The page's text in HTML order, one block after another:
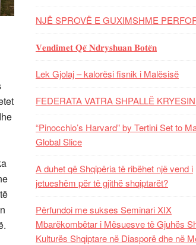
NJË SPROVË E GUXIMSHME
𝐕𝐞𝐧𝐝𝐢𝐦𝐞𝐭 𝐐𝐞̈ 𝐍𝐝𝐫𝐲𝐬𝐡𝐮𝐚𝐧 𝐁𝐨𝐭𝐞̈𝐧
Lek Gjolaj – kalorësi fisnik i Malësisë
FEDERATA VATRA SHPALLË
“Pinocchio’s Harvard” by Tertini Set to
Global Slice
A duhet që Shqipëria të ribëhet një vend i
jetueshëm për të gjithë shqiptarët?
Përfundoi me sukses Seminari XIX
Mbarëkombëtar i Mësuesve të Gjuhës
Kulturës Shqiptare në Diasporë dhe në